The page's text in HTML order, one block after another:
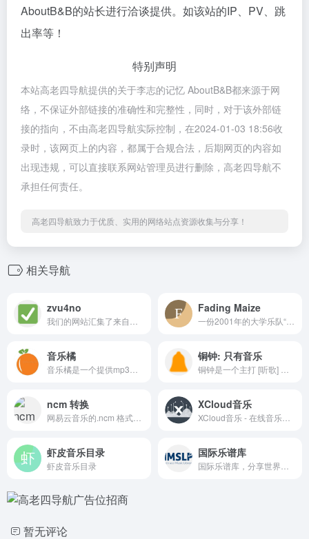
AboutB&B的站长进行洽谈提供。如该站的IP、PV、跳
出率等！
特别声明
本站高老四导航提供的关于李志的记忆 AboutB&B都来源于网
络，不保证外部链接的准确性和完整性，同时，对于该外部链
接的指向，不由高老四导航实际控制，在2024-01-03 18:56收
录时，该网页上的内容，都属于合规合法，后期网页的内容如
出现违规，可以直接联系网站管理员进行删除，高老四导航不
承担任何责任。
高老四导航致力于优质、实用的网络站点资源收集与分享！
相关导航
zvu4no Fading Maize
音乐橘 铜钟: 只有音乐
ncm 转换 XCloud音乐
虾皮音乐目录
虾皮音乐目录
国际乐谱库
暂无评论